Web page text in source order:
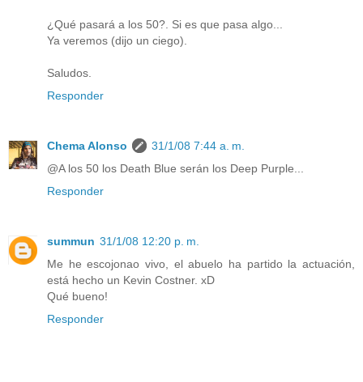
¿Qué pasará a los 50?. Si es que pasa algo...
Ya veremos (dijo un ciego).
Saludos.
Responder
Chema Alonso
31/1/08 7:44 a. m.
@A los 50 los Death Blue serán los Deep Purple...
Responder
summun 31/1/08 12:20 p. m.
Me he escojonao vivo, el abuelo ha partido la actuación,
está hecho un Kevin Costner. xD
Qué bueno!
Responder